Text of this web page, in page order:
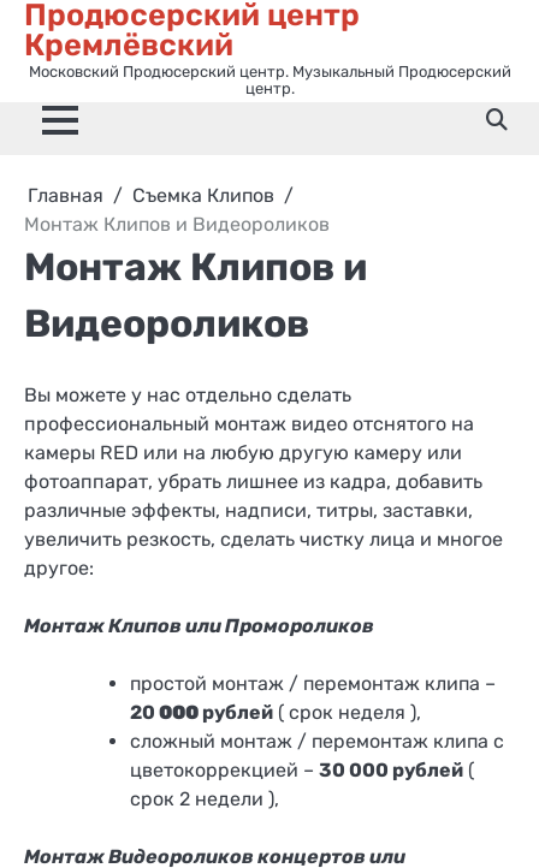
Перейти
содержимому
Продюсерский центр
Кремлёвский
Московский Продюсерский центр. Музыкальный Продюсерский
центр.
Главная
Съемка Клипов
Монтаж Клипов и Видеороликов
Монтаж Клипов и
Видеороликов
Вы можете у нас отдельно сделать
профессиональный монтаж видео отснятого на
камеры RED или на любую другую камеру или
фотоаппарат, убрать лишнее из кадра, добавить
различные эффекты, надписи, титры, заставки,
увеличить резкость, сделать чистку лица и многое
другое:
Монтаж Клипов или Промороликов
простой монтаж / перемонтаж клипа –
20 000 рублей ( срок неделя ),
сложный монтаж / перемонтаж клипа с
цветокоррекцией – 30 000 рублей (
срок 2 недели ),
Монтаж Видеороликов концертов или